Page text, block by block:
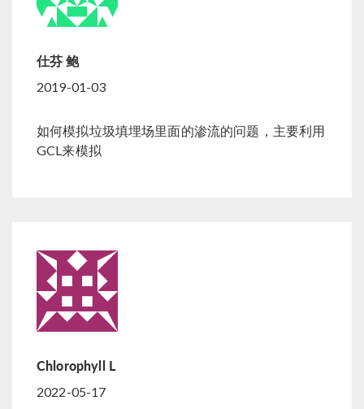
仕芬 鲍
2019-01-03
如何模拟垃圾填埋场里面的渗流的问题，主要利用
GCL来模拟
Chlorophyll L
2022-05-17